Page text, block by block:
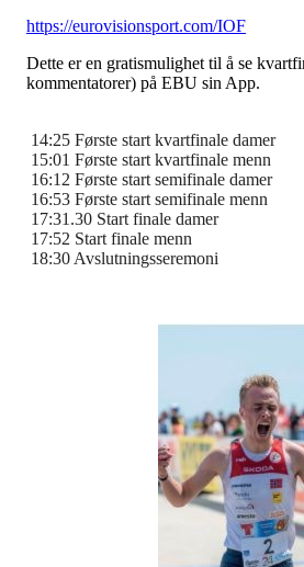
https://eurovisionsport.com/IOF
Dette er en gratismulighet til å se
kommentatorer) på EBU sin App.
14:25 Første start kvartfinale damer
15:01 Første start kvartfinale menn
16:12 Første start semifinale damer
16:53 Første start semifinale menn
17:31.30 Start finale damer
17:52 Start finale menn
18:30 Avslutningsseremoni